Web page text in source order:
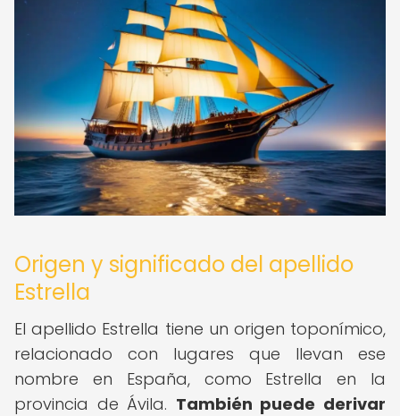
Origen y significado del apellido
Estrella
El apellido Estrella tiene un origen toponímico,
relacionado con lugares que llevan ese
nombre en España, como Estrella en la
provincia de Ávila. También puede derivar